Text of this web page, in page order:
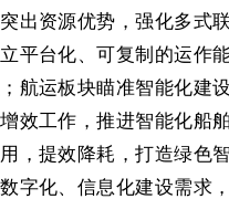
出资源优势，强化多式
平台化、可复制的运作
航运板块瞄准智能化建
效工作，推进智能化船
，提效降耗，打造绿色
字化、信息化建设需求